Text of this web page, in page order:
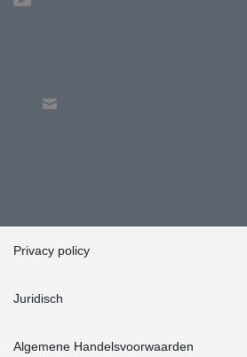
Privacy policy
Juridisch
Algemene Handelsvoorwaarden